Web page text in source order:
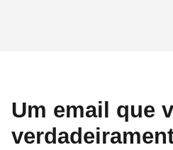
Um email que